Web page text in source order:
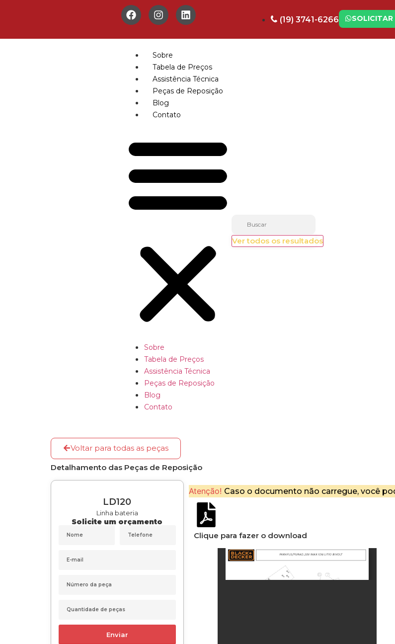
(19) 3741-6266
Sobre
Tabela de Preços
Assistência Técnica
Peças de Reposição
Blog
Contato
Sobre
Tabela de Preços
Assistência Técnica
Peças de Reposição
Blog
Contato
Ver todos os resultados
Voltar para todas as peças
Detalhamento das Peças de Reposição
LD120
Linha bateria
Solicite um orçamento
Enviar
Atenção! Caso o documento não carregue, você
Clique para fazer o download